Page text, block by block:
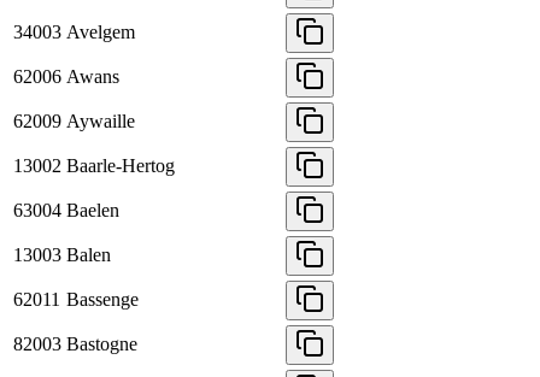
34003 Avelgem
62006 Awans
62009 Aywaille
13002 Baarle-Hertog
63004 Baelen
13003 Balen
62011 Bassenge
82003 Bastogne